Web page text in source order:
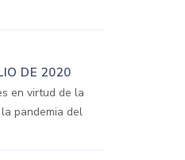
DE 2020
en virtud de la
pandemia del